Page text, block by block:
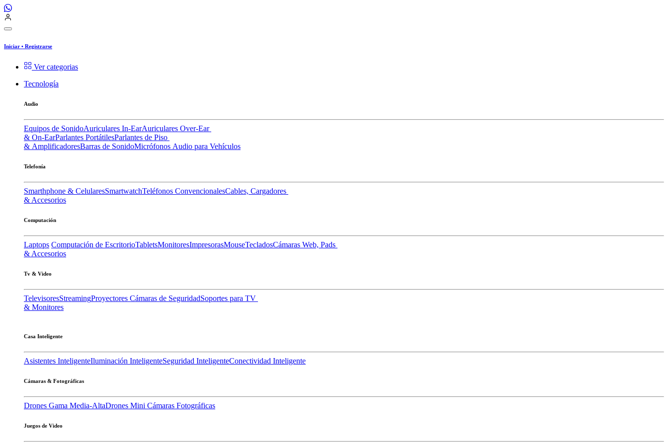
Iniciar • Registrarse
Ver categorias
Tecnología
Audio
Equipos de SonidoAuriculares In-EarAuriculares Over-Ear
& On-EarParlantes PortátilesParlantes de Piso
& AmplificadoresBarras de SonidoMicrófonos Audio para Vehículos
Telefonía
Smarthphone & CelularesSmartwatchTeléfonos ConvencionalesCables, Cargadores
& Accesorios
Computación
Laptops Computación de EscritorioTabletsMonitoresImpresorasMouseTecladosCámaras Web, Pads
& Accesorios
Tv & Video
TelevisoresStreamingProyectores Cámaras de SeguridadSoportes para TV
& Monitores
Casa Inteligente
Asistentes InteligenteIluminación InteligenteSeguridad InteligenteConectividad Inteligente
Cámaras & Fotográficas
Drones Gama Media-AltaDrones Mini Cámaras Fotográficas
Juegos de Video